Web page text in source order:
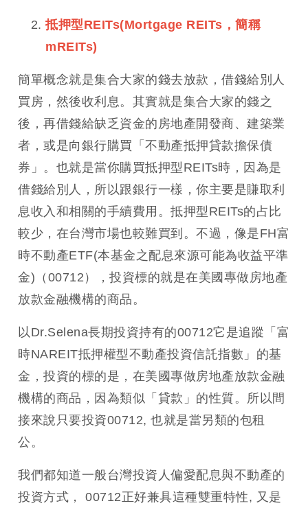
抵押型REITs(Mortgage REITs，簡稱
mREITs)
簡單概念就是集合大家的錢去放款，借錢給別人
買房，然後收利息。其實就是集合大家的錢之
後，再借錢給缺乏資金的房地產開發商、建築業
者，或是向銀行購買「不動產抵押貸款擔保債
券」。也就是當你購買抵押型REITs時，因為是
借錢給別人，所以跟銀行一樣，你主要是賺取利
息收入和相關的手續費用。抵押型REITs的占比
較少，在台灣市場也較難買到。不過，像是FH富
時不動產ETF(本基金之配息來源可能為收益平準
金)（00712），投資標的就是在美國專做房地產
放款金融機構的商品。
以Dr.Selena長期投資持有的00712它是追蹤「富
時NAREIT抵押權型不動產投資信託指數」的基
金，投資的標的是，在美國專做房地產放款金融
機構的商品，因為類似「貸款」的性質。所以間
接來說只要投資00712, 也就是當另類的包租
公。
我們都知道一般台灣投資人偏愛配息與不動產的
投資方式， 00712正好兼具這種雙重特性, 又是